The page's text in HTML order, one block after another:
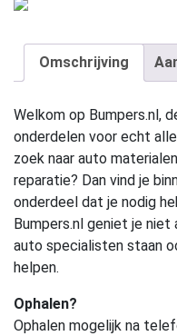
Omschrijving
Welkom op Bumpers.nl,
onderdelen voor echt
zoek naar auto
reparatie? Dan vind je
onderdeel dat je nodig
Bumpers.nl geniet je
auto specialisten staan
helpen.
Ophalen?
Ophalen mogelijk na